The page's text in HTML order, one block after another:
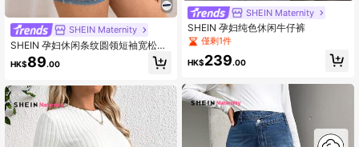
SHEIN Maternity
SHEIN 孕妇休闲条纹圆领短袖宽松T
恤，夏季
HK$89.00
SHEIN Maternity
SHEIN 孕妇纯色休闲牛仔裤
僅剩1件
HK$239.00